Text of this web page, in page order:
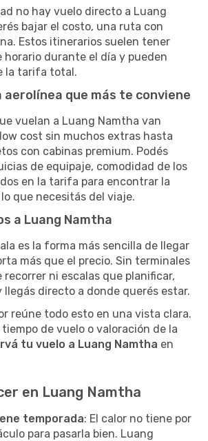
no hay vuelo directo a Luang
bajar el costo, una ruta con
Estos itinerarios suelen tener
horario durante el día y pueden
la tarifa total.
aerolínea que más te conviene
vuelan a Luang Namtha van
cost sin muchos extras hasta
con cabinas premium. Podés
de equipaje, comodidad de los
en la tarifa para encontrar la
que necesitás del viaje.
a Luang Namtha
es la forma más sencilla de llegar
más que el precio. Sin terminales
recorrer ni escalas que planificar,
llegás directo a donde querés estar.
reúne todo esto en una vista clara.
de vuelo o valoración de la
tu vuelo a Luang Namtha en
en Luang Namtha
temporada: El calor no tiene por
para pasarla bien. Luang